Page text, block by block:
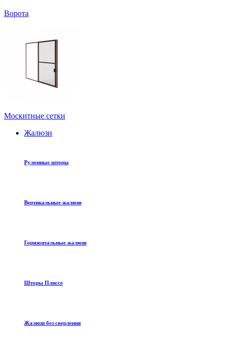
Ворота
Москитные сетки
Жалюзи
Рулонные шторы
Вертикальные жалюзи
Горизонтальные жалюзи
Шторы Плиссе
Жалюзи без сверления